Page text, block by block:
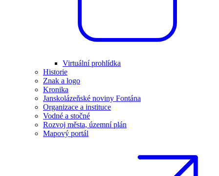
Virtuální prohlídka
Historie
Znak a logo
Kronika
Janskolázeňské noviny Fontána
Organizace a instituce
Vodné a stočné
Rozvoj města, územní plán
Mapový portál